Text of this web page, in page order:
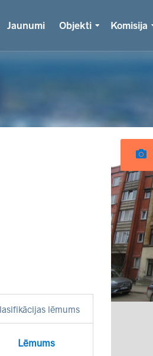
Jaunumi Objekti Komisija
lēmums
Lēmums